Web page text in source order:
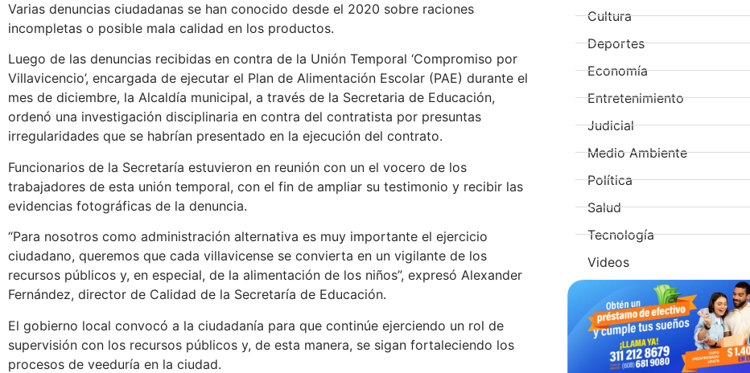
Varias denuncias ciudadanas se han conocido desde el 2020 sobre raciones
incompletas o posible mala calidad en los productos.
Luego de las denuncias recibidas en contra de la Unión Temporal ‘Compromiso por
Villavicencio’, encargada de ejecutar el Plan de Alimentación Escolar (PAE) durante el
mes de diciembre, la Alcaldía municipal, a través de la Secretaria de Educación,
ordenó una investigación disciplinaria en contra del contratista por presuntas
irregularidades que se habrían presentado en la ejecución del contrato.
Funcionarios de la Secretaría estuvieron en reunión con un el vocero de los
trabajadores de esta unión temporal, con el fin de ampliar su testimonio y recibir las
evidencias fotográficas de la denuncia.
“Para nosotros como administración alternativa es muy importante el ejercicio
ciudadano, queremos que cada villavicense se convierta en un vigilante de los
recursos públicos y, en especial, de la alimentación de los niños”, expresó Alexander
Fernández, director de Calidad de la Secretaría de Educación.
El gobierno local convocó a la ciudadanía para que continúe ejerciendo un rol de
supervisión con los recursos públicos y, de esta manera, se sigan fortaleciendo los
procesos de veeduría en la ciudad.
Cultura
Deportes
Economía
Entretenimiento
Judicial
Medio Ambiente
Política
Salud
Tecnología
Videos